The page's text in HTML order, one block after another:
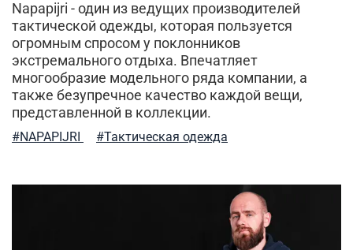
Napapijri - один из ведущих производителей
тактической одежды, которая пользуется
огромным спросом у поклонников
экстремального отдыха. Впечатляет
многообразие модельного ряда компании, а
также безупречное качество каждой вещи,
представленной в коллекции.
#NAPAPIJRI #Тактическая одежда